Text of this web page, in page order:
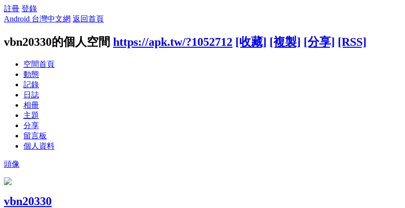
註冊 登錄
Android 台灣中文網 返回首頁
vbn20330的個人空間 https://apk.tw/?1052712 [收藏] [複製] [分享] [RSS]
空間首頁
動態
記錄
日誌
相冊
主題
分享
留言板
個人資料
頭像
vbn20330